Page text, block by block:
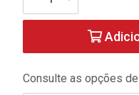
Consulte as opções